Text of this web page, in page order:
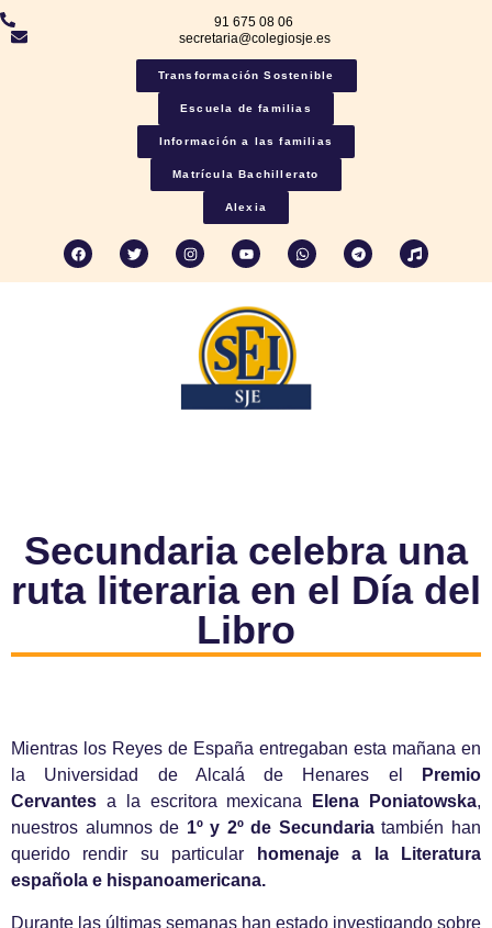
91 675 08 06
secretaria@colegiosje.es
Transformación Sostenible
Escuela de familias
Información a las familias
Matrícula Bachillerato
Alexia
Secundaria celebra una
ruta literaria en el Día del
Libro
Mientras los Reyes de España entregaban esta mañana en
la Universidad de Alcalá de Henares el
Premio
Cervantes a la escritora mexicana Elena Poniatowska,
nuestros alumnos de 1º y 2º de Secundariatambién han
querido rendir su particular
homenaje a la Literatura
española e hispanoamericana.
Durante las últimas semanas han estado investigando sobre